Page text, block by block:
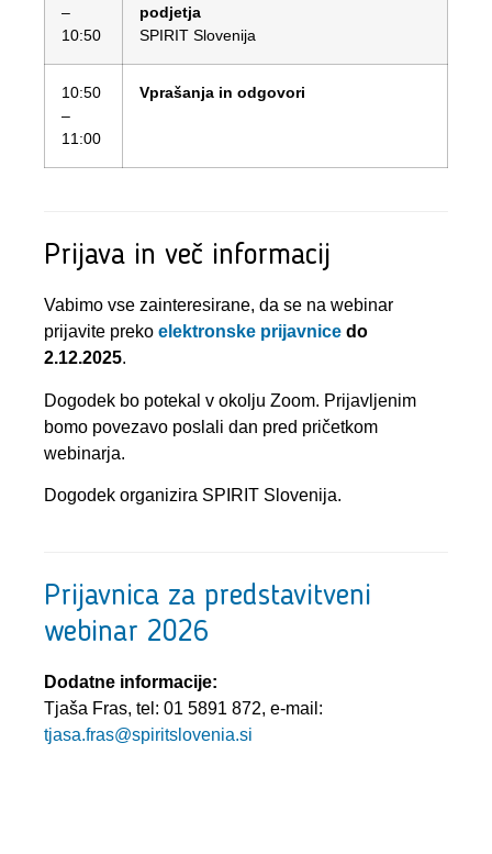
–
10:50
podjetja
SPIRIT Slovenija
10:50
–
11:00
Vprašanja in odgovori
Prijava in več informacij
Vabimo vse zainteresirane, da se na webinar
prijavite preko elektronske prijavnice do
2.12.2025.
Dogodek bo potekal v okolju Zoom. Prijavljenim
bomo povezavo poslali dan pred pričetkom
webinarja.
Dogodek organizira SPIRIT Slovenija.
Prijavnica za predstavitveni
webinar 2026
Dodatne informacije:
Tjaša Fras, tel: 01 5891 872, e-mail:
tjasa.fras@spiritslovenia.si